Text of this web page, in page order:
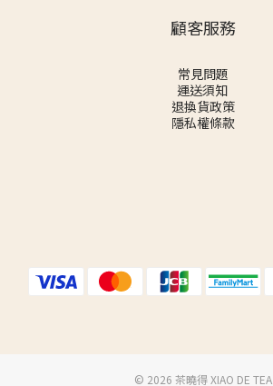
顧客服務
常見問題
運送須知
退換貨政策
隱私權條款
©️ 2026 茶曉得 XIAO DE TEA